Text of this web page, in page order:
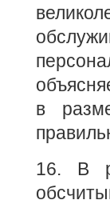
в
16. В